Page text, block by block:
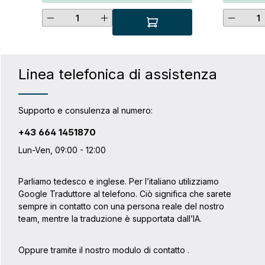
LPeso: 315 gL x A x P: 31,5 x 25,5 x 15,5
cm Materiale: Poliestere
Quantità del prodotto: inserisci
in
ottimale
Toiletry
insieme a
bicicletta.
chiusura
poliestere
Linea telefonica di assistenza
Supporto e consulenza al numero:
+43 664 1451870
Lun-Ven, 09:00 - 12:00
Parliamo tedesco e inglese. Per l’italiano utilizziamo
Google Traduttore al telefono. Ciò significa che sarete
sempre in contatto con una persona reale del nostro
team, mentre la traduzione è supportata dall’IA.
Oppure tramite il nostro modulo di contatto .